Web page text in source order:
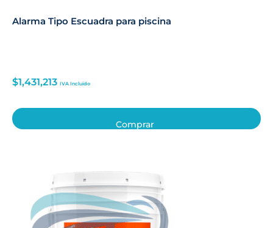
Alarma Tipo Escuadra para piscina
$1,431,213 IVA Incluido
Comprar